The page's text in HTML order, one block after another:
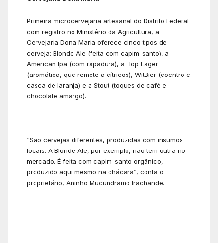
Primeira microcervejaria artesanal do Distrito Federal
com registro no Ministério da Agricultura, a
Cervejaria Dona Maria oferece cinco tipos de
cerveja: Blonde Ale (feita com capim-santo), a
American Ipa (com rapadura), a Hop Lager
(aromática, que remete a cítricos), WitBier (coentro e
casca de laranja) e a Stout (toques de café e
chocolate amargo).
“São cervejas diferentes, produzidas com insumos
locais. A Blonde Ale, por exemplo, não tem outra no
mercado. É feita com capim-santo orgânico,
produzido aqui mesmo na chácara”, conta o
proprietário, Aninho Mucundramo Irachande.